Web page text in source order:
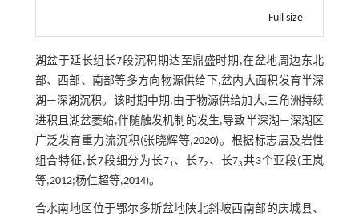
Full size
湖盆于延长组长7段沉积期达至鼎盛时期,在盆地周边东北
部、西部、南部等多方向物源供给下,盆内大面积发育半深
湖—深湖沉积。该时期中期,由于物源供给加大,三角洲持续
进积且湖盆萎缩,伴随触发机制的发生,导致半深湖—深湖区
广泛发育重力流沉积(张晓辉等,2020)。根据标志层及岩性
组合特征,长7段细分为长71、长72 、长73共3个亚段(王岚
等,2012;杨仁超等,2014)。
合水南地区位于鄂尔多斯盆地陕北斜坡西南部的庆城县、